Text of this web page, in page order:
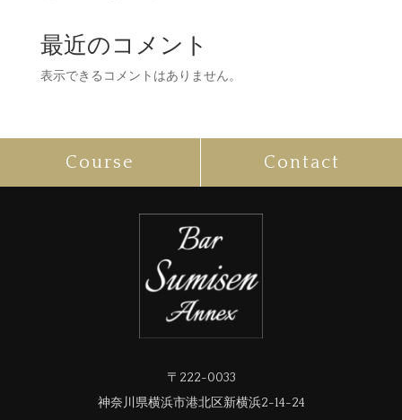
最近のコメント
表示できるコメントはありません。
Course Contact
〒222-0033
神奈川県横浜市港北区新横浜2-14-24